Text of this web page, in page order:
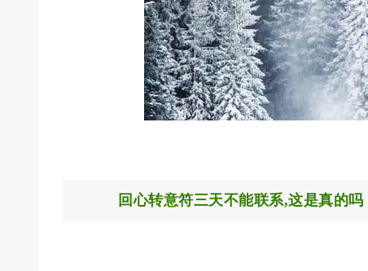
回心转意符三天不能联系,这是真的吗